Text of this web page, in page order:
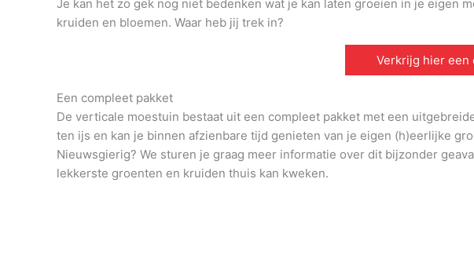
Je kan het zo gek nog niet bedenken wat je kan laten groeien in je eigen
kruiden en bloemen. Waar heb jij trek in?
Verkrijg hier een
Een compleet pakket
De verticale moestuin bestaat uit een compleet pakket met een
ten ijs en kan je binnen afzienbare tijd genieten van je eigen (h)eerlijke
Nieuwsgierig? We sturen je graag meer informatie over dit bijzonder
lekkerste groenten en kruiden thuis kan kweken.